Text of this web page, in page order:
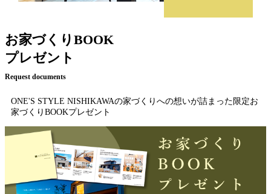
お家づくりBOOK
プレゼント
Request documents
ONE'S STYLE NISHIKAWAの家づくりへの想いが詰まった限定お
家づくりBOOKプレゼント